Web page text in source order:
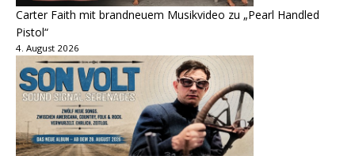
Carter Faith mit brandneuem Musikvideo zu „Pearl Handled
Pistol“
4. August 2026